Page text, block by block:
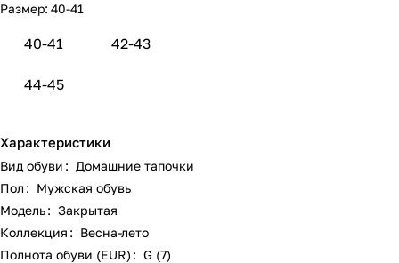
Размер: 40-41
40-41 42-43
44-45
Характеристики
Вид обуви : Домашние тапочки
Пол : Мужская обувь
Модель: Закрытая
Коллекция : Весна-лето
Полнота обуви (EUR) : G (7)